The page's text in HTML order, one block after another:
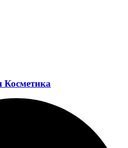
Косметика